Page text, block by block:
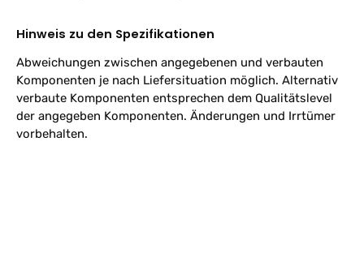
Hinweis zu den Spezifikationen
Abweichungen zwischen angegebenen und verbauten
Komponenten je nach Liefersituation möglich. Alternativ
verbaute Komponenten entsprechen dem Qualitätslevel
der angegeben Komponenten. Änderungen und Irrtümer
vorbehalten.